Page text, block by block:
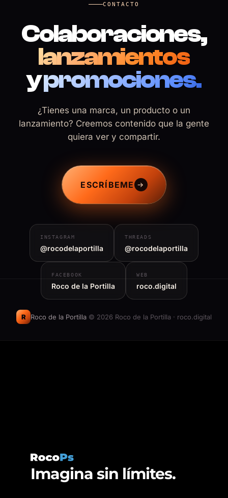
CONTACTO
Colaboraciones,
lanzamientos
ypromociones.
¿Tienes una marca, un producto o un
lanzamiento? Creemos contenido que la gente
quiera ver y compartir.
ESCRÍBEME →
INSTAGRAM
@rocodelaportilla
THREADS
@rocodelaportilla
FACEBOOK
Roco de la Portilla
WEB
roco.digital
R Roco de la Portilla © 2026 Roco de la Portilla · roco.digital
Imagina sin límites.